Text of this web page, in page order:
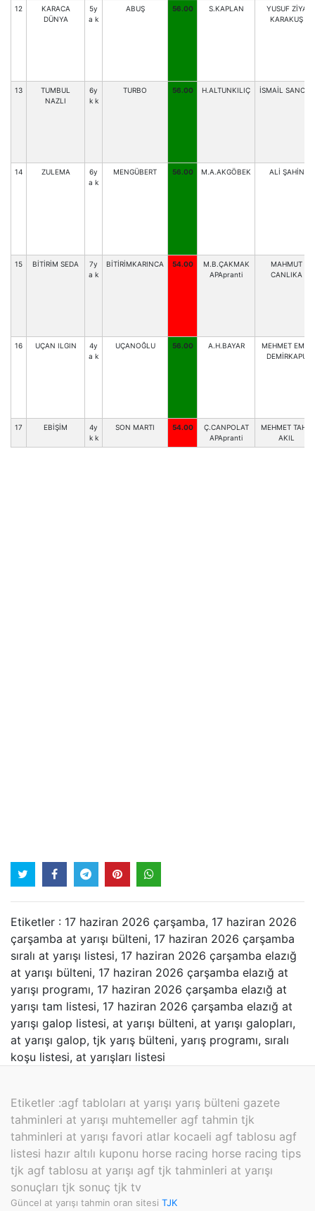
12
KARACA
DÜNYA
5y
a k
ABUŞ 56.00 S.KAPLAN
YUSUF ZİYA
KARAKUŞ
13
TUMBUL
NAZLI
6y
k k
TURBO 56.00 H.ALTUNKILIÇ İSMAİL SANCAR
14 ZULEMA
6y
a k
MENGÜBERT 56.00 M.A.AKGÖBEK ALİ ŞAHİN
15 BİTİRİM SEDA
7y
a k
BİTİRİMKARINCA 54.00
M.B.ÇAKMAK
APApranti
MAHMUT
CANLIKA
16 UÇAN ILGIN
4y
a k
UÇANOĞLU 56.00 A.H.BAYAR
MEHMET EMİN
DEMİRKAPU
17 EBİŞİM
4y
k k
SON MARTI 54.00
Ç.CANPOLAT
APApranti
MEHMET TAHİR
AKIL
Etiketler : 17 haziran 2026 çarşamba, 17 haziran 2026
çarşamba at yarışı bülteni, 17 haziran 2026 çarşamba
sıralı at yarışı listesi, 17 haziran 2026 çarşamba elazığ
at yarışı bülteni, 17 haziran 2026 çarşamba elazığ at
yarışı programı, 17 haziran 2026 çarşamba elazığ at
yarışı tam listesi, 17 haziran 2026 çarşamba elazığ at
yarışı galop listesi, at yarışı bülteni, at yarışı galopları,
at yarışı galop, tjk yarış bülteni, yarış programı, sıralı
koşu listesi, at yarışları listesi
Etiketler :agf tabloları at yarışı yarış bülteni gazete
tahminleri at yarışı muhtemeller agf tahmin tjk
tahminleri at yarışı favori atlar kocaeli agf tablosu agf
listesi hazır altılı kuponu horse racing horse racing tips
tjk agf tablosu at yarışı agf tjk tahminleri at yarışı
sonuçları tjk sonuç tjk tv
Güncel at yarışı tahmin oran sitesi TJK